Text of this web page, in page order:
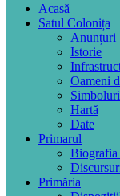
Acasă
Satul Colonița
Anunțuri
Istorie
Oameni
Hartă
Date
Primarul
Primăria